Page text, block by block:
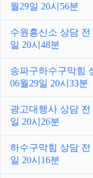
월29일 20시56분
수원흥신소 상담 전
일 20시48분
송파구하수구막힘
06월29일 20시33분
광고대행사 상담 전
일 20시26분
하수구막힘 상담 전
일 20시16분